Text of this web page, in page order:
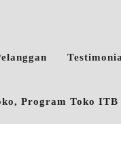
Program Toko ITB